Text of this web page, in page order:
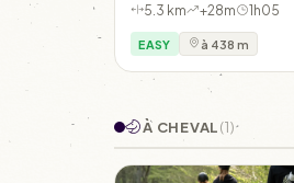
5.3 km +28m 1h05
EASY à 438 m
À CHEVAL(1)